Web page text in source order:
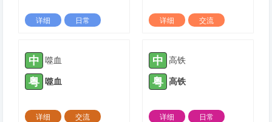
详细
日常
详细
交流
中 噬血
粤 噬血
详细
交流
中 高铁
粤 高铁
详细
日常